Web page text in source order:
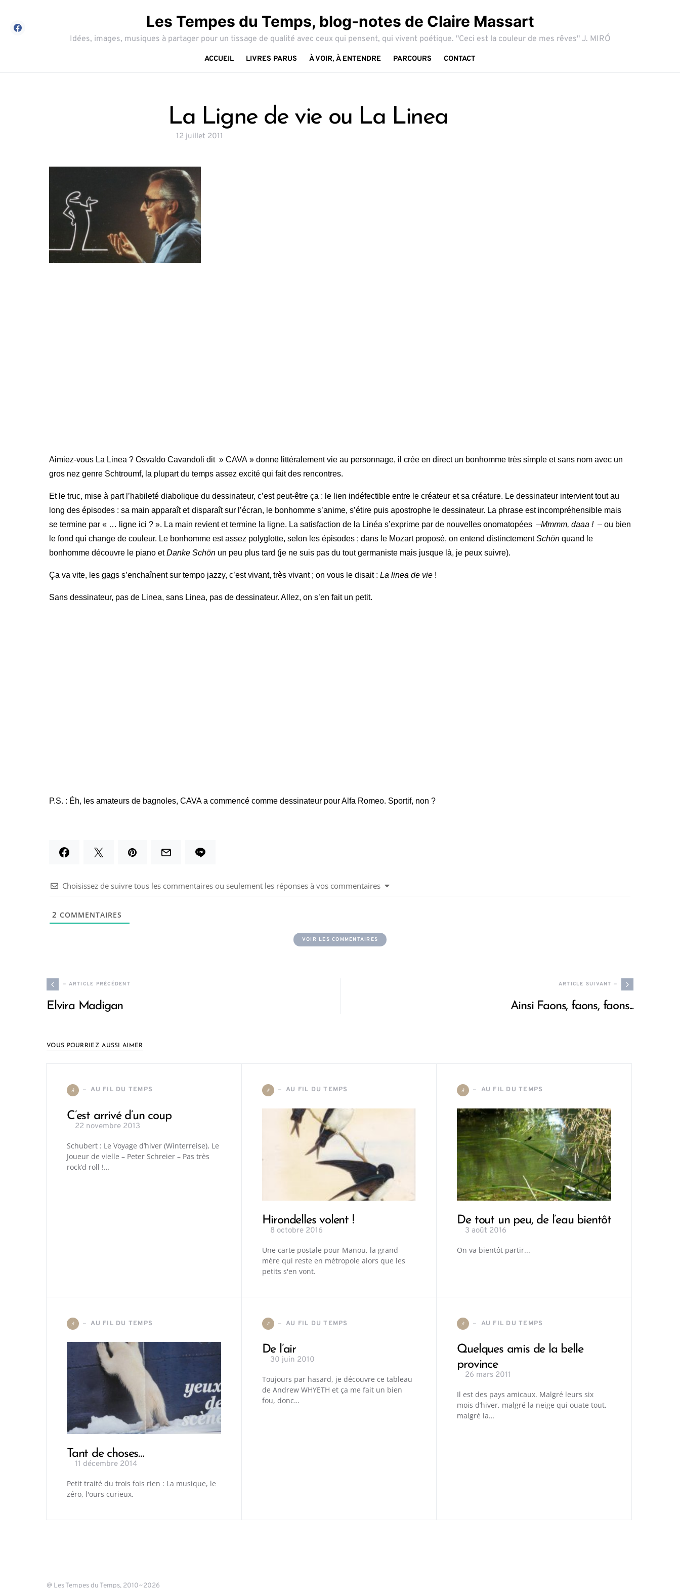
Les Tempes du Temps, blog-notes de Claire Massart
Idées, images, musiques à partager pour un tissage de qualité avec ceux qui pensent, qui vivent poétique. "Ceci est la couleur de mes rêves" J. MIRÓ
ACCUEIL LIVRES PARUS À VOIR, À ENTENDRE PARCOURS CONTACT
La Ligne de vie ou La Linea
12 juillet 2011
Aimiez-vous La Linea ? Osvaldo Cavandoli dit » CAVA » donne littéralement vie au personnage, il crée en direct un bonhomme très simple et sans nom avec un
gros nez genre Schtroumf, la plupart du temps assez excité qui fait des rencontres.
Et le truc, mise à part l’habileté diabolique du dessinateur, c’est peut-être ça : le lien indéfectible entre le créateur et sa créature. Le dessinateur intervient tout au
long des épisodes : sa main apparaît et disparaît sur l’écran, le bonhomme s’anime, s’étire puis apostrophe le dessinateur. La phrase est incompréhensible mais
se termine par « … ligne ici ? ». La main revient et termine la ligne. La satisfaction de la Linéa s’exprime par de nouvelles onomatopées –Mmmm, daaa !– ou bien
le fond qui change de couleur. Le bonhomme est assez polyglotte, selon les épisodes ; dans le Mozart proposé, on entend distinctementSchön quand le
bonhomme découvre le piano etDanke Schön un peu plus tard (je ne suis pas du tout germaniste mais jusque là, je peux suivre).
Ça va vite, les gags s’enchaînent sur tempo jazzy, c’est vivant, très vivant ; on vous le disait : La linea de vie !
Sans dessinateur, pas de Linea, sans Linea, pas de dessinateur. Allez, on s’en fait un petit.
P.S. : Éh, les amateurs de bagnoles, CAVA a commencé comme dessinateur pour Alfa Romeo. Sportif, non ?
Choisissez de suivre tous les commentaires ou seulement les réponses à vos commentaires
2 COMMENTAIRES
VOIR LES COMMENTAIRES
— ARTICLE PRÉCÉDENT
Elvira Madigan
ARTICLE SUIVANT —
Ainsi Faons, faons, faons...
VOUS POURRIEZ AUSSI AIMER
A AU FIL DU TEMPS
C’est arrivé d’un coup
22 novembre 2013
Schubert : Le Voyage d’hiver (Winterreise), Le
Joueur de vielle – Peter Schreier – Pas très
rock’d roll !…
A AU FIL DU TEMPS
Hirondelles volent !
8 octobre 2016
Une carte postale pour Manou, la grand-
mère qui reste en métropole alors que les
petits s'en vont.
A AU FIL DU TEMPS
De tout un peu, de l’eau bientôt
3 août 2016
On va bientôt partir...
A AU FIL DU TEMPS
Tant de choses…
11 décembre 2014
Petit traité du trois fois rien : La musique, le
zéro, l'ours curieux.
A AU FIL DU TEMPS
De l’air
30 juin 2010
Toujours par hasard, je découvre ce tableau
de Andrew WHYETH et ça me fait un bien
fou, donc…
A AU FIL DU TEMPS
Quelques amis de la belle
province
26 mars 2011
Il est des pays amicaux. Malgré leurs six
mois d’hiver, malgré la neige qui ouate tout,
malgré la…
@ Les Tempes du Temps, 2010~2026